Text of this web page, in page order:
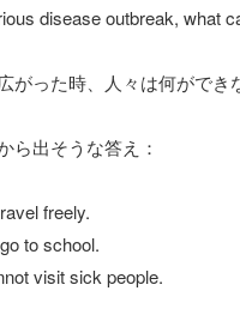
disease outbreak, what
がった時、人々は何ができ
ら出そうな答え：
freely.
to school.
visit sick people.